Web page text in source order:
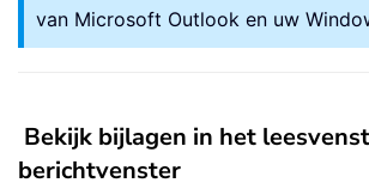
van Microsoft Outlook en uw
Bekijk bijlagen in het
berichtvenster